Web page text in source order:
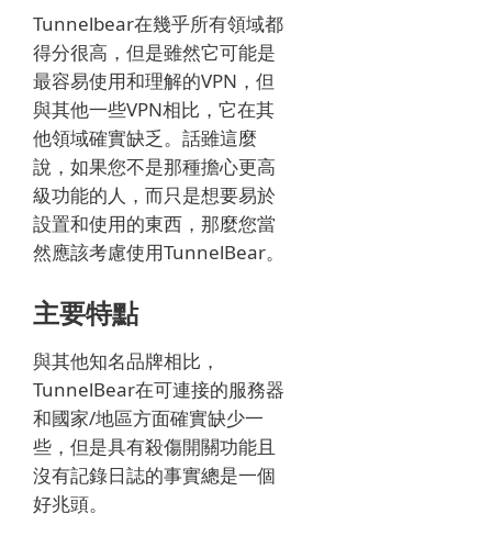
Tunnelbear在幾乎所有領域都
得分很高，但是雖然它可能是
最容易使用和理解的VPN，但
與其他一些VPN相比，它在其
他領域確實缺乏。 話雖這麼
說，如果您不是那種擔心更高
級功能的人，而只是想要易於
設置和使用的東西，那麼您當
然應該考慮使用TunnelBear。
主要特點
與其他知名品牌相比，
TunnelBear在可連接的服務器
和國家/地區方面確實缺少一
些，但是具有殺傷開關功能且
沒有記錄日誌的事實總是一個
好兆頭。